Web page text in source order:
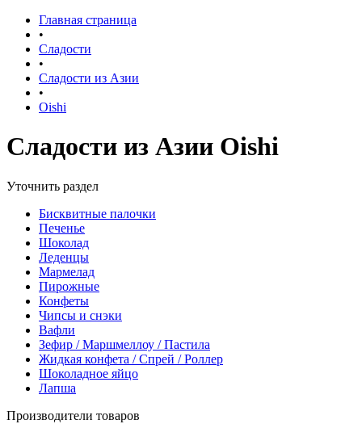
Главная страница
•
Сладости
•
Сладости из Азии
•
Oishi
Сладости из Азии Oishi
Уточнить раздел
Бисквитные палочки
Печенье
Шоколад
Леденцы
Мармелад
Пирожные
Конфеты
Чипсы и снэки
Вафли
Зефир / Маршмеллоу / Пастила
Жидкая конфета / Спрей / Роллер
Шоколадное яйцо
Лапша
Производители товаров